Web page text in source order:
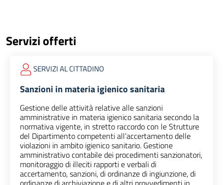
Servizi offerti
SERVIZI AL CITTADINO
Sanzioni in materia igienico sanitaria
Gestione delle attività relative alle sanzioni
amministrative in materia igienico sanitaria secondo la
normativa vigente, in stretto raccordo con le Strutture
del Dipartimento competenti all’accertamento delle
violazioni in ambito igienico sanitario. Gestione
amministrativo contabile dei procedimenti sanzionatori,
monitoraggio di illeciti rapporti e verbali di
accertamento, sanzioni, di ordinanze di ingiunzione, di